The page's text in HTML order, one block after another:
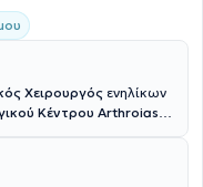
Χειρουργός ενηλίκων
Κέντρου Arthroiasis
προβλήματα.